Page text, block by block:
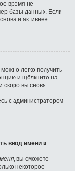
время не
базы данных. Если
и активнее
легко получить
и щёлкните на
скоро вы снова
с администратором
ввод имени и
, вы сможете
некоторое